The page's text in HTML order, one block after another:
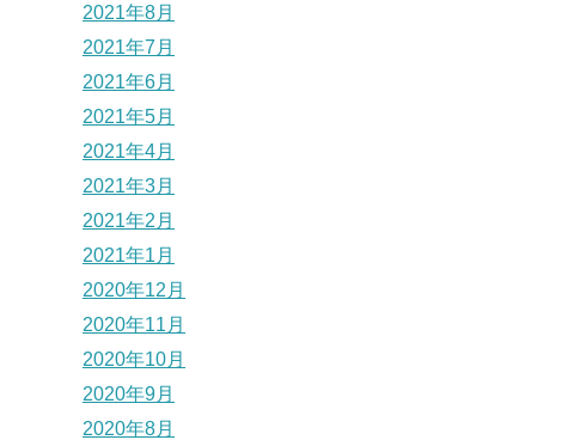
2021年8月
2021年7月
2021年6月
2021年5月
2021年4月
2021年3月
2021年2月
2021年1月
2020年12月
2020年11月
2020年10月
2020年9月
2020年8月